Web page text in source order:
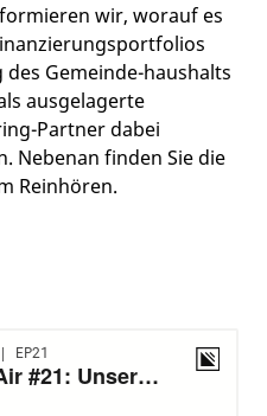
wir, worauf es
Gemeinde-haushalts
ausgelagerte
Partner dabei
Nebenan finden Sie die
Reinhören.